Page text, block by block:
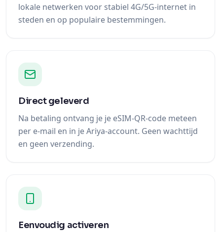
lokale netwerken voor stabiel 4G/5G-internet in
steden en op populaire bestemmingen.
Direct geleverd
Na betaling ontvang je je eSIM-QR-code meteen
per e-mail en in je Ariya-account. Geen wachttijd
en geen verzending.
Eenvoudig activeren